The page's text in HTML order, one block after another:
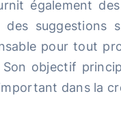
également
suggestions
pour tout
Son objectif
dans la